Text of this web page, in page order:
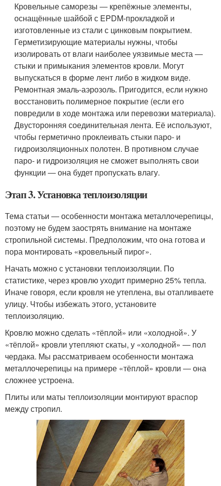
Кровельные саморезы ― крепёжные элементы,
оснащённые шайбой с EPDM-прокладкой и
изготовленные из стали с цинковым покрытием.
Герметизирующие материалы нужны, чтобы
изолировать от влаги наиболее уязвимые места ―
стыки и примыкания элементов кровли. Могут
выпускаться в форме лент либо в жидком виде.
Ремонтная эмаль-аэрозоль. Пригодится, если нужно
восстановить полимерное покрытие (если его
повредили в ходе монтажа или перевозки материала).
Двусторонняя соединительная лента. Её используют,
чтобы герметично проклеивать стыки паро- и
гидроизоляционных полотен. В противном случае
паро- и гидроизоляция не сможет выполнять свои
функции ― она будет пропускать влагу.
Этап 3. Установка теплоизоляции
Тема статьи ― особенности монтажа металлочерепицы,
поэтому не будем заострять внимание на монтаже
стропильной системы. Предположим, что она готова и
пора монтировать «кровельный пирог».
Начать можно с установки теплоизоляции. По
статистике, через кровлю уходит примерно 25% тепла.
Иначе говоря, если кровля не утеплена, вы отапливаете
улицу. Чтобы избежать этого, установите
теплоизоляцию.
Кровлю можно сделать «тёплой» или «холодной». У
«тёплой» кровли утепляют скаты, у «холодной» ― пол
чердака. Мы рассматриваем особенности монтажа
металлочерепицы на примере «тёплой» кровли ― она
сложнее устроена.
Плиты или маты теплоизоляции монтируют враспор
между стропил.